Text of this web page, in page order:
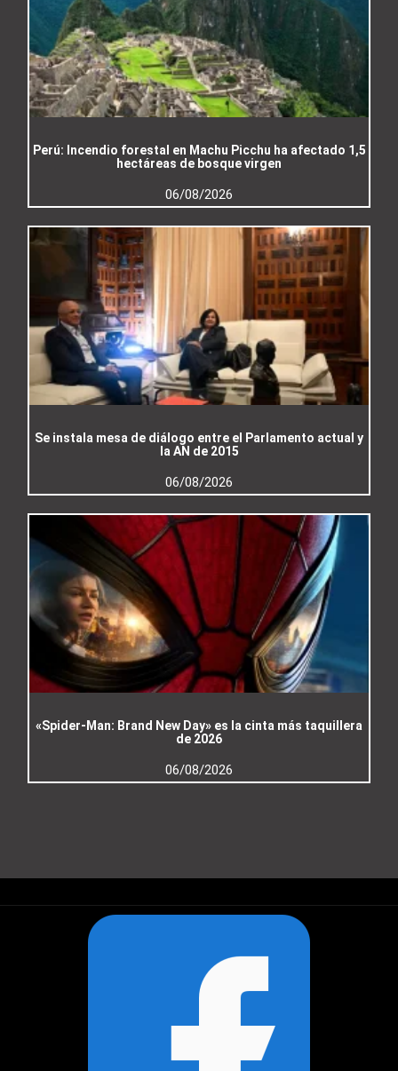
Perú: Incendio forestal en Machu Picchu ha afectado 1,5
hectáreas de bosque virgen
06/08/2026
Se instala mesa de diálogo entre el Parlamento actual y
la AN de 2015
06/08/2026
«Spider-Man: Brand New Day» es la cinta más taquillera
de 2026
06/08/2026